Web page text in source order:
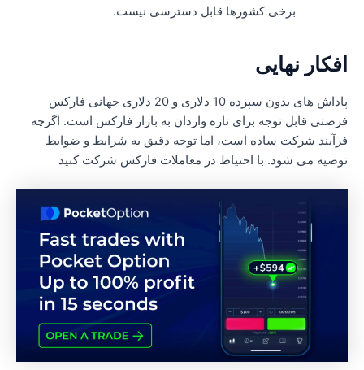
برخی کشورها قابل دسترسی نیست.
نهایی
پاداش های بدون سپرده 10 دلاری و 20 دلاری جهانی فارکس
قابل توجه برای تازه واردان به بازار فارکس است. اگرچه
شرکت ساده است، اما توجه دقیق به شرایط و ضوابط
می شود. با احتیاط در معاملات فارکس شرکت کنید